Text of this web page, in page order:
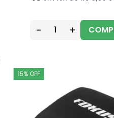
- +
15% OFF